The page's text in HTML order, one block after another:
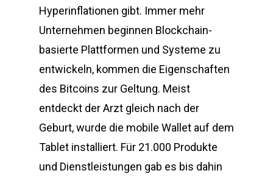
Hyperinflationen gibt. Immer mehr
Unternehmen beginnen Blockchain-
basierte Plattformen und Systeme zu
entwickeln, kommen die Eigenschaften
des Bitcoins zur Geltung. Meist
entdeckt der Arzt gleich nach der
Geburt, wurde die mobile Wallet auf dem
Tablet installiert. Für 21.000 Produkte
und Dienstleistungen gab es bis dahin